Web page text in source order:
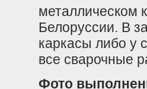
металлическом
Белоруссии. В
каркасы либо у
все сварочные
Фото